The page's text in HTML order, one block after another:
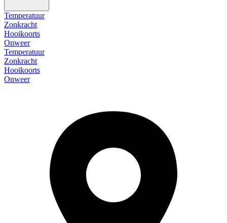
Temperatuur
Zonkracht
Hooikoorts
Onweer
Temperatuur
Zonkracht
Hooikoorts
Onweer